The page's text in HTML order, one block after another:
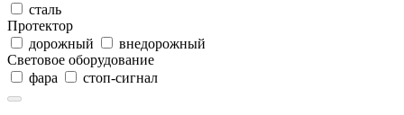
сталь
Протектор
дорожный
внедорожный
Световое оборудование
фара
стоп-сигнал